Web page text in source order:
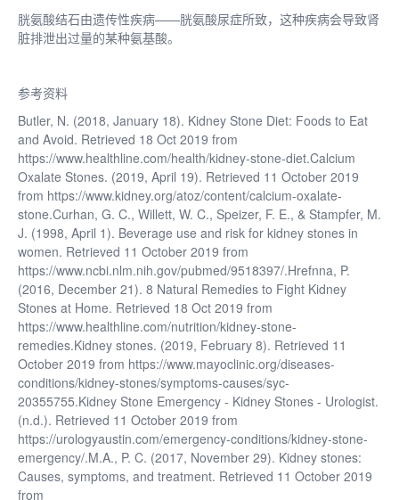
胱氨酸结石由遗传性疾病——胱氨酸尿症所致，这种疾病会导致肾
脏排泄出过量的某种氨基酸。
参考资料
Butler, N. (2018, January 18). Kidney Stone Diet: Foods to Eat
and Avoid. Retrieved 18 Oct 2019 from
https://www.healthline.com/health/kidney-stone-diet.Calcium
Oxalate Stones. (2019, April 19). Retrieved 11 October 2019
from https://www.kidney.org/atoz/content/calcium-oxalate-
stone.Curhan, G. C., Willett, W. C., Speizer, F. E., & Stampfer, M.
J. (1998, April 1). Beverage use and risk for kidney stones in
women. Retrieved 11 October 2019 from
https://www.ncbi.nlm.nih.gov/pubmed/9518397/.Hrefnna, P.
(2016, December 21). 8 Natural Remedies to Fight Kidney
Stones at Home. Retrieved 18 Oct 2019 from
https://www.healthline.com/nutrition/kidney-stone-
remedies.Kidney stones. (2019, February 8). Retrieved 11
October 2019 from https://www.mayoclinic.org/diseases-
conditions/kidney-stones/symptoms-causes/syc-
20355755.Kidney Stone Emergency - Kidney Stones - Urologist.
(n.d.). Retrieved 11 October 2019 from
https://urologyaustin.com/emergency-conditions/kidney-stone-
emergency/.M.A., P. C. (2017, November 29). Kidney stones:
Causes, symptoms, and treatment. Retrieved 11 October 2019
from